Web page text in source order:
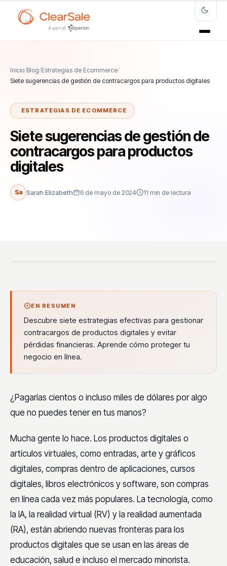
Inicio/Blog/Estrategias de Ecommerce/
Siete sugerencias de gestión de contracargos para productos digitales
ESTRATEGIAS DE ECOMMERCE
Siete sugerencias de gestión de
contracargos para productos
digitales
Sa Sarah Elizabeth 6 de mayo de 2024 11 min de lectura
EN RESUMEN
Descubre siete estrategias efectivas para gestionar
contracargos de productos digitales y evitar
pérdidas financieras. Aprende cómo proteger tu
negocio en línea.
¿Pagarías cientos o incluso miles de dólares por algo
que no puedes tener en tus manos?
Mucha gente lo hace. Los productos digitales o
artículos virtuales, como entradas, arte y gráficos
digitales, compras dentro de aplicaciones, cursos
digitales, libros electrónicos y software, son compras
en línea cada vez más populares. La tecnología, como
la IA, la realidad virtual (RV) y la realidad aumentada
(RA), están abriendo nuevas fronteras para los
productos digitales que se usan en las áreas de
educación, salud e incluso el mercado minorista.